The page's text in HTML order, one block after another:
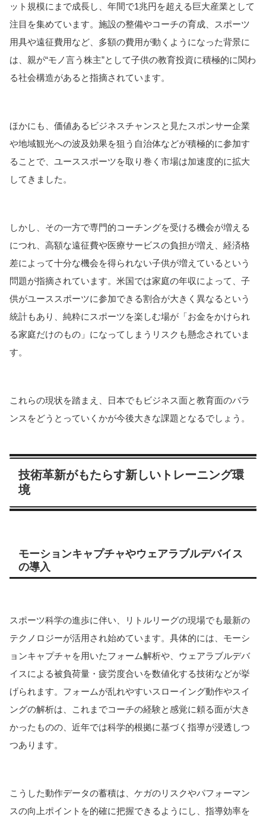
ット規模にまで成長し、年間で1兆円を超える巨大産業として
注目を集めています。施設の整備やコーチの育成、スポーツ
用具や遠征費用など、多額の費用が動くようになった背景に
は、親が“モノ言う株主”として子供の教育投資に積極的に関わ
る社会構造があると指摘されています。
ほかにも、価値あるビジネスチャンスと見たスポンサー企業
や地域観光への波及効果を狙う自治体などが積極的に参加す
ることで、ユーススポーツを取り巻く市場は加速度的に拡大
してきました。
しかし、その一方で専門的コーチングを受ける機会が増える
につれ、高額な遠征費や医療サービスの負担が増え、経済格
差によって十分な機会を得られない子供が増えているという
問題が指摘されています。米国では家庭の年収によって、子
供がユーススポーツに参加できる割合が大きく異なるという
統計もあり、純粋にスポーツを楽しむ場が「お金をかけられ
る家庭だけのもの」になってしまうリスクも懸念されていま
す。
これらの現状を踏まえ、日本でもビジネス面と教育面のバラ
ンスをどうとっていくかが今後大きな課題となるでしょう。
技術革新がもたらす新しいトレーニング環
境
モーションキャプチャやウェアラブルデバイス
の導入
スポーツ科学の進歩に伴い、リトルリーグの現場でも最新の
テクノロジーが活用され始めています。具体的には、モーシ
ョンキャプチャを用いたフォーム解析や、ウェアラブルデバ
イスによる被負荷量・疲労度合いを数値化する技術などが挙
げられます。フォームが乱れやすいスローイング動作やスイ
ングの解析は、これまでコーチの経験と感覚に頼る面が大き
かったものの、近年では科学的根拠に基づく指導が浸透しつ
つあります。
こうした動作データの蓄積は、ケガのリスクやパフォーマン
スの向上ポイントを的確に把握できるようにし、指導効率を